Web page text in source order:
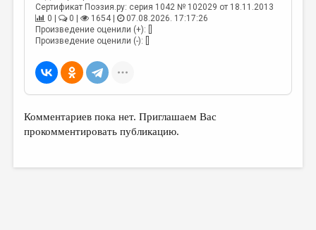
ПУБЛИЦИСТИКА
РЕЦЕНЗИРОВАНИЕ
ЦИКЛЫ ПУБЛИКАЦИЙ
ТРЕДИАКОВСКИЙ
МЕДИА
ВКОНТАКТЕ
Сертификат Поэзия.ру: серия 1042 № 102029 от 18.11.2013
0 |
0 | 1654 |
07.08.2026. 17:17:26
Произведение оценили (+): []
Произведение оценили (-): []
Комментариев пока нет. Приглашаем Вас
прокомментировать публикацию.